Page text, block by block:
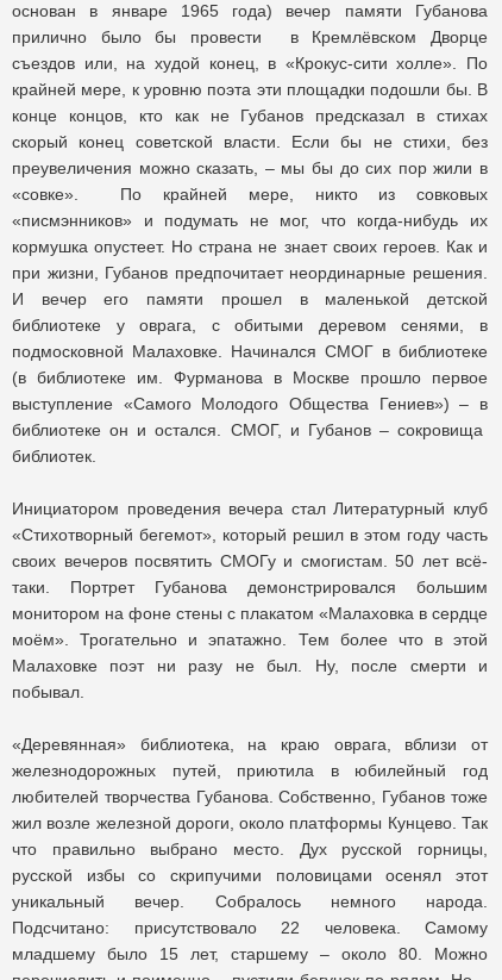
основан в январе 1965 года) вечер памяти Губанова
прилично было бы провести в Кремлёвском Дворце
съездов или, на худой конец, в «Крокус-сити холле». По
крайней мере, к уровню поэта эти площадки подошли бы. В
конце концов, кто как не Губанов предсказал в стихах
скорый конец советской власти. Если бы не стихи, без
преувеличения можно сказать, – мы бы до сих пор жили в
«совке». По крайней мере, никто из совковых
«писмэнников» и подумать не мог, что когда-нибудь их
кормушка опустеет. Но страна не знает своих героев. Как и
при жизни, Губанов предпочитает неординарные решения.
И вечер его памяти прошел в маленькой детской
библиотеке у оврага, с обитыми деревом сенями, в
подмосковной Малаховке. Начинался СМОГ в библиотеке
(в библиотеке им. Фурманова в Москве прошло первое
выступление «Самого Молодого Общества Гениев») – в
библиотеке он и остался. СМОГ, и Губанов – сокровища
библиотек.
Инициатором проведения вечера стал Литературный клуб
«Стихотворный бегемот», который решил в этом году часть
своих вечеров посвятить СМОГу и смогистам. 50 лет всё-
таки. Портрет Губанова демонстрировался большим
монитором на фоне стены с плакатом «Малаховка в сердце
моём». Трогательно и эпатажно. Тем более что в этой
Малаховке поэт ни разу не был. Ну, после смерти и
побывал.
«Деревянная» библиотека, на краю оврага, вблизи от
железнодорожных путей, приютила в юбилейный год
любителей творчества Губанова. Собственно, Губанов тоже
жил возле железной дороги, около платформы Кунцево. Так
что правильно выбрано место. Дух русской горницы,
русской избы со скрипучими половицами осенял этот
уникальный вечер. Собралось немного народа.
Подсчитано: присутствовало 22 человека. Самому
младшему было 15 лет, старшему – около 80. Можно